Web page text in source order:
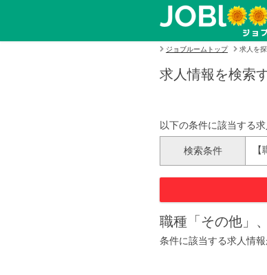
ジョブルームトップ 求人を
求人情報を検索
以下の条件に該当する
検索条件
職種「その他」
条件に該当する求人情報